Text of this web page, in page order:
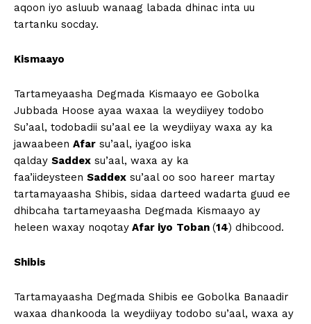
aqoon iyo asluub wanaag labada dhinac inta uu
tartanku socday.
Kismaayo
Tartameyaasha Degmada Kismaayo ee Gobolka
Jubbada Hoose ayaa waxaa la weydiiyey todobo
Su’aal, todobadii su’aal ee la weydiiyay waxa ay ka
jawaabeen Afar su’aal, iyagoo iska
qalday Saddex su’aal, waxa ay ka
faa’iideysteen Saddex su’aal oo soo hareer martay
tartamayaasha Shibis, sidaa darteed wadarta guud ee
dhibcaha tartameyaasha Degmada Kismaayo ay
heleen waxay noqotay Afar iyo Toban (14) dhibcood.
Shibis
Tartamayaasha Degmada Shibis ee Gobolka Banaadir
waxaa dhankooda la weydiiyay todobo su’aal, waxa ay